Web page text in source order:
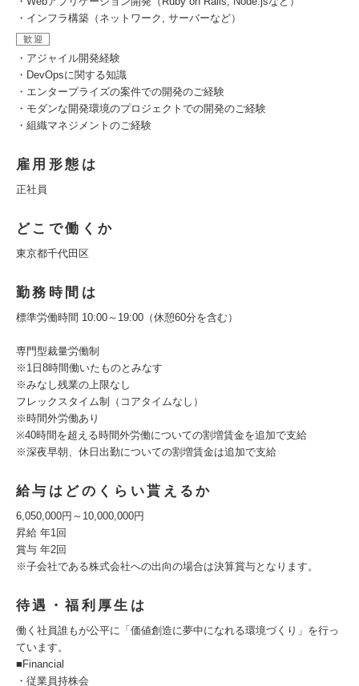
・インフラ構築（ネットワーク, サーバーなど）
歓迎
・アジャイル開発経験
・DevOpsに関する知識
・エンタープライズの案件での開発のご経験
・モダンな開発環境のプロジェクトでの開発のご経験
・組織マネジメントのご経験
雇用形態は
正社員
どこで働くか
東京都千代田区
勤務時間は
標準労働時間 10:00～19:00（休憩60分を含む）
専門型裁量労働制
※1日8時間働いたものとみなす
※みなし残業の上限なし
フレックスタイム制（コアタイムなし）
※時間外労働あり
※40時間を超える時間外労働についての割増賃金を追加で支給
※深夜早朝、休日出勤についての割増賃金は追加で支給
給与はどのくらい貰えるか
6,050,000円～10,000,000円
昇給 年1回
賞与 年2回
※子会社である株式会社への出向の場合は決算賞与となります。
待遇・福利厚生は
働く社員誰もが公平に「価値創造に夢中になれる環境づくり」を行っ
ています。
■Financial
・従業員持株会